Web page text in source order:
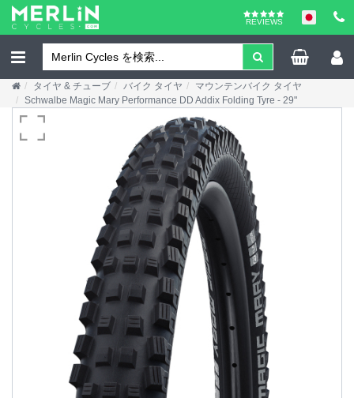
REVIEWS
タイヤ & チューブ バイク タイヤ
マウンテンバイク タイヤ
Schwalbe Magic Mary Performance DD Addix Folding Tyre - 29"